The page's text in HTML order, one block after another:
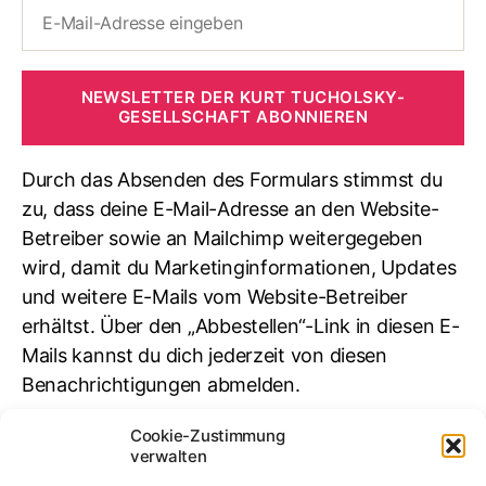
Cookie-Zustimmung
verwalten
NEWSLETTER DER KURT TUCHOLSKY-
GESELLSCHAFT ABONNIEREN
Durch das Absenden des Formulars stimmst du
zu, dass deine E-Mail-Adresse an den Website-
Betreiber sowie an Mailchimp weitergegeben
wird, damit du Marketinginformationen, Updates
und weitere E-Mails vom Website-Betreiber
erhältst. Über den „Abbestellen“-Link in diesen E-
Mails kannst du dich jederzeit von diesen
Benachrichtigungen abmelden.